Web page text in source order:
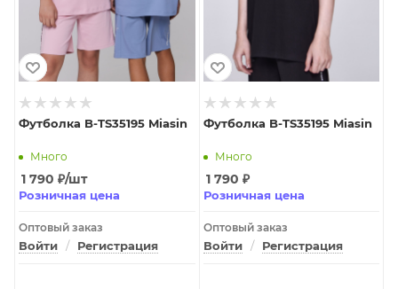
Футболка B-TS35195 Miasin
Много
1 790 ₽/шт
Розничная цена
Оптовый заказ
Войти / Регистрация
Футболка B-TS35195 Miasin
Много
1 790 ₽
Розничная цена
Оптовый заказ
Войти / Регистрация